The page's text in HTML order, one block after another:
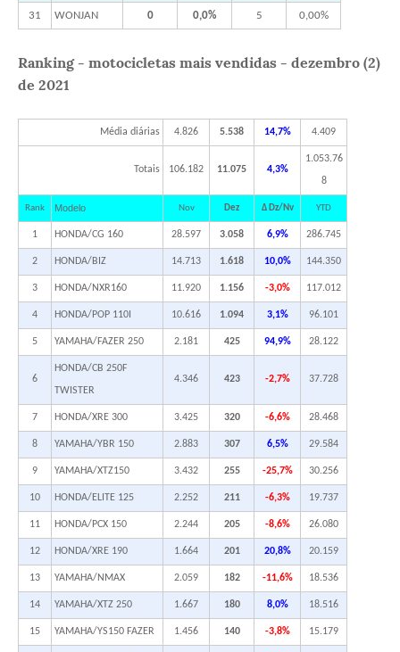
31 WONJAN 0 0,0% 5 0,00%
Ranking - motocicletas mais vendidas - dezembro (2)
de 2021
Média diárias 4.826 5.538 14,7% 4.409
Totais 106.182 11.075 4,3%
1.053.76
8
Rank Modelo Nov Dez Δ Dz/Nv YTD
1 HONDA/CG 160 28.597 3.058 6,9% 286.745
2 HONDA/BIZ 14.713 1.618 10,0% 144.350
3 HONDA/NXR160 11.920 1.156 -3,0% 117.012
4 HONDA/POP 110I 10.616 1.094 3,1% 96.101
5 YAMAHA/FAZER 250 2.181 425 94,9% 28.122
6
HONDA/CB 250F
TWISTER
4.346 423 -2,7% 37.728
7 HONDA/XRE 300 3.425 320 -6,6% 28.468
8 YAMAHA/YBR 150 2.883 307 6,5% 29.584
9 YAMAHA/XTZ150 3.432 255 -25,7% 30.256
10 HONDA/ELITE 125 2.252 211 -6,3% 19.737
11 HONDA/PCX 150 2.244 205 -8,6% 26.080
12 HONDA/XRE 190 1.664 201 20,8% 20.159
13 YAMAHA/NMAX 2.059 182 -11,6% 18.536
14 YAMAHA/XTZ 250 1.667 180 8,0% 18.516
15 YAMAHA/YS150 FAZER 1.456 140 -3,8% 15.179